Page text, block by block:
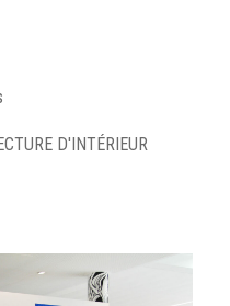
D'INTÉRIEUR